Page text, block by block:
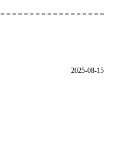
2025-08-15